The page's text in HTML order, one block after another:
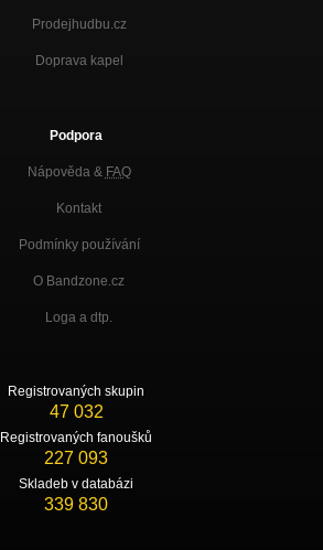
Prodejhudbu.cz
Doprava kapel
Podpora
Nápověda & FAQ
Kontakt
Podmínky používání
O Bandzone.cz
Loga a dtp.
Registrovaných skupin
47 032
Registrovaných fanoušků
227 093
Skladeb v databázi
339 830